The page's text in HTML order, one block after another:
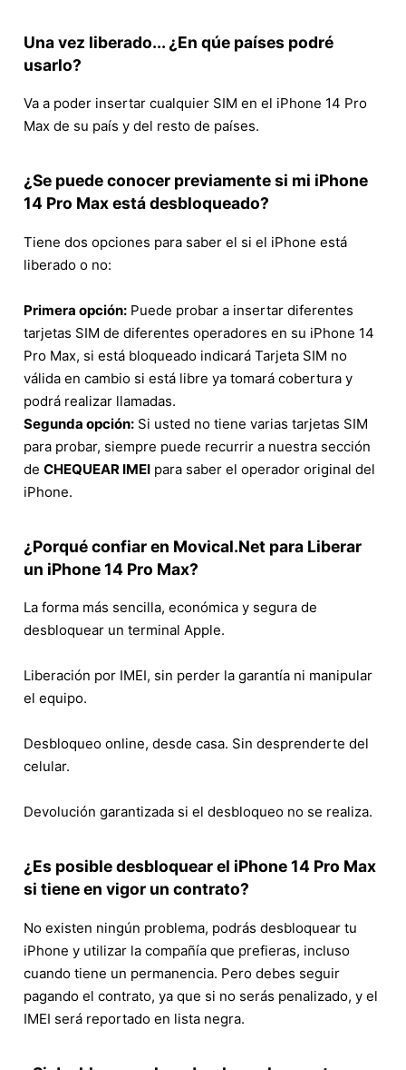
Una vez liberado... ¿En qúe países podré
usarlo?
Va a poder insertar cualquier SIM en el iPhone 14 Pro
Max de su país y del resto de países.
¿Se puede conocer previamente si mi iPhone
14 Pro Max está desbloqueado?
Tiene dos opciones para saber el si el iPhone está
liberado o no:
Primera opción: Puede probar a insertar diferentes
tarjetas SIM de diferentes operadores en su iPhone 14
Pro Max, si está bloqueado indicará Tarjeta SIM no
válida en cambio si está libre ya tomará cobertura y
podrá realizar llamadas.
Segunda opción: Si usted no tiene varias tarjetas SIM
para probar, siempre puede recurrir a nuestra sección
de CHEQUEAR IMEI para saber el operador original del
iPhone.
¿Porqué confiar en Movical.Net para Liberar
un iPhone 14 Pro Max?
La forma más sencilla, económica y segura de
desbloquear un terminal Apple.
Liberación por IMEI, sin perder la garantía ni manipular
el equipo.
Desbloqueo online, desde casa. Sin desprenderte del
celular.
Devolución garantizada si el desbloqueo no se realiza.
¿Es posible desbloquear el iPhone 14 Pro Max
si tiene en vigor un contrato?
No existen ningún problema, podrás desbloquear tu
iPhone y utilizar la compañía que prefieras, incluso
cuando tiene un permanencia. Pero debes seguir
pagando el contrato, ya que si no serás penalizado, y el
IMEI será reportado en lista negra.